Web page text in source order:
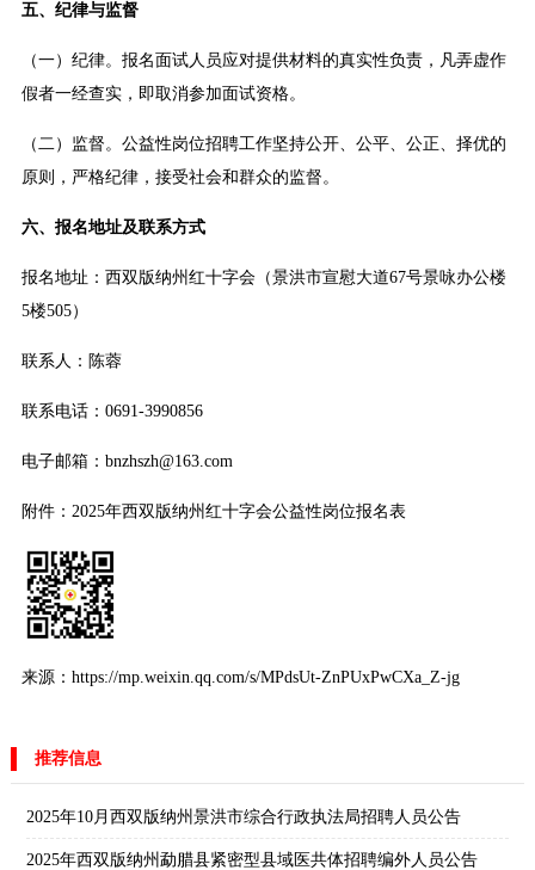
五、纪律与监督
（一）纪律。报名面试人员应对提供材料的真实性负责，凡弄虚作
假者一经查实，即取消参加面试资格。
（二）监督。公益性岗位招聘工作坚持公开、公平、公正、择优的
原则，严格纪律，接受社会和群众的监督。
六、报名地址及联系方式
报名地址：西双版纳州红十字会（景洪市宣慰大道67号景咏办公楼
5楼505）
联系人：陈蓉
联系电话：0691-3990856
电子邮箱：bnzhszh@163.com
附件：2025年西双版纳州红十字会公益性岗位报名表
来源：https://mp.weixin.qq.com/s/MPdsUt-ZnPUxPwCXa_Z-jg
推荐信息
2025年10月西双版纳州景洪市综合行政执法局招聘人员公告
2025年西双版纳州勐腊县紧密型县域医共体招聘编外人员公告